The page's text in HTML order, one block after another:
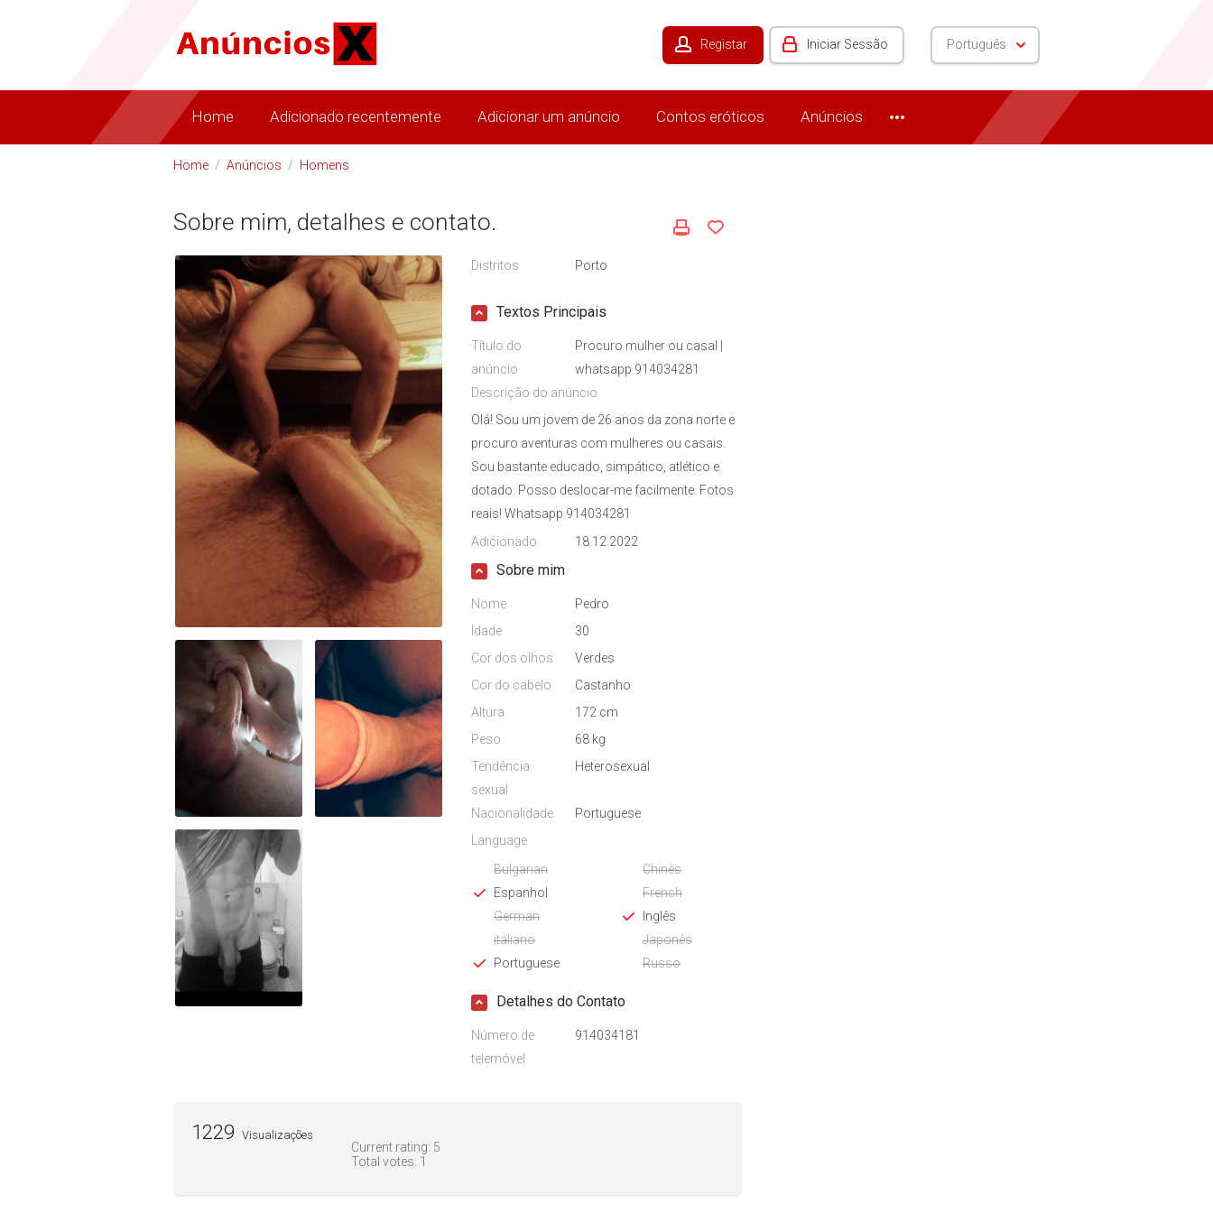
Registar Iniciar Sessão Português
Home Adicionado recentemente Adicionar um anúncio Contos eróticos Anúncios
Home / Anúncios / Homens
Sobre mim, detalhes e contato.
Distritos Porto
Textos Principais
Título do
anúncio
Procuro mulher ou casal |
whatsapp 914034281
Descrição do anúncio
Olá! Sou um jovem de 26 anos da zona norte e
procuro aventuras com mulheres ou casais.
Sou bastante educado, simpático, atlético e
dotado. Posso deslocar-me facilmente. Fotos
reais! Whatsapp 914034281
Adicionado
18.12.2022
Sobre mim
Nome
Pedro
Idade
30
Cor dos olhos
Verdes
Cor do cabelo
Castanho
Altura
172 cm
Peso
68 kg
Tendência
sexual
Heterosexual
Nacionalidade
Portuguese
Language
Bulgarian
Chinês
Espanhol
French
German
Inglês
italiano
Japonês
Portuguese
Russo
Detalhes do Contato
Número de
telemóvel
914034181
Current rating: 5
Total votes: 1
1229 Visualizações